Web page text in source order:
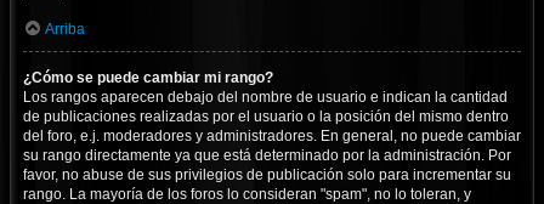
Arriba
¿Cómo se puede cambiar mi rango?
Los rangos aparecen debajo del nombre de usuario e indican la cantidad
de publicaciones realizadas por el usuario o la posición del mismo dentro
del foro, e.j. moderadores y administradores. En general, no puede cambiar
su rango directamente ya que está determinado por la administración. Por
favor, no abuse de sus privilegios de publicación solo para incrementar su
rango. La mayoría de los foros lo consideran "spam", no lo toleran, y